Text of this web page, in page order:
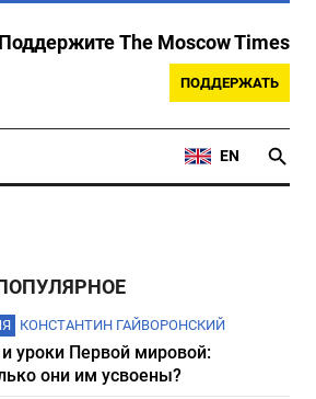
Поддержите The Moscow Times
ПОДДЕРЖАТЬ
EN
КОНСТАНТИН ГАЙВОРОНСКИЙ
уроки Первой мировой:
они им усвоены?